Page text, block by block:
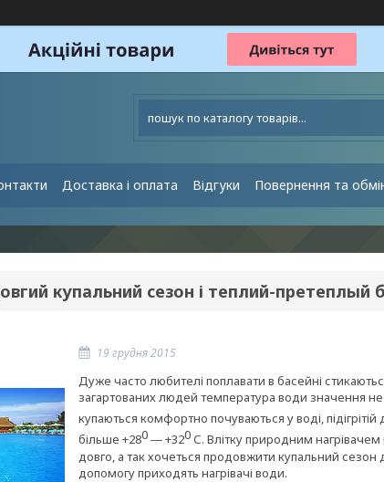
Доставка і оплата Відгуки Повернення та
купальний сезон і теплий-претеплый
19 грудня 2015
Дуже часто любителі поплавати в басейні
загартованих людей температура води значення
купаються комфортно почуваються у воді,
більше +280― +320С. Влітку природним
довго, а так хочеться продовжити купальний
допомогу приходять нагрівачі води.